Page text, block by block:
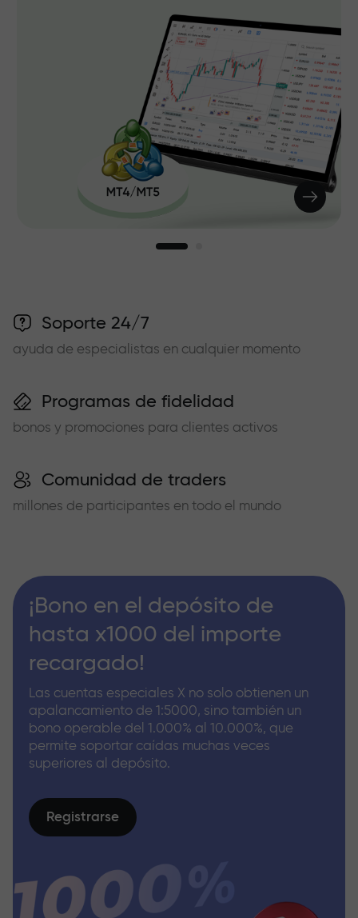
Soporte 24/7
ayuda de especialistas en cualquier momento
Programas de fidelidad
bonos y promociones para clientes activos
Comunidad de traders
millones de participantes en todo el mundo
¡Bono en el depósito de
hasta x1000 del importe
recargado!
Las cuentas especiales X no solo obtienen un
apalancamiento de 1:5000, sino también un
bono operable del 1.000% al 10.000%, que
permite soportar caídas muchas veces
superiores al depósito.
Registrarse